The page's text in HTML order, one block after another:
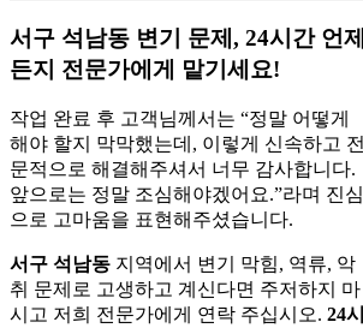
서구 석남동 변기 문제, 24시간 언제
든지 전문가에게 맡기세요!
작업 완료 후 고객님께서는 “정말 어떻게
해야 할지 막막했는데, 이렇게 신속하고 전
문적으로 해결해주셔서 너무 감사합니다.
앞으로는 정말 조심해야겠어요.”라며 진심
으로 고마움을 표현해주셨습니다.
서구 석남동 지역에서 변기 막힘, 역류, 악
취 문제로 고생하고 계신다면 주저하지 마
시고 저희 전문가에게 연락 주십시오. 24시